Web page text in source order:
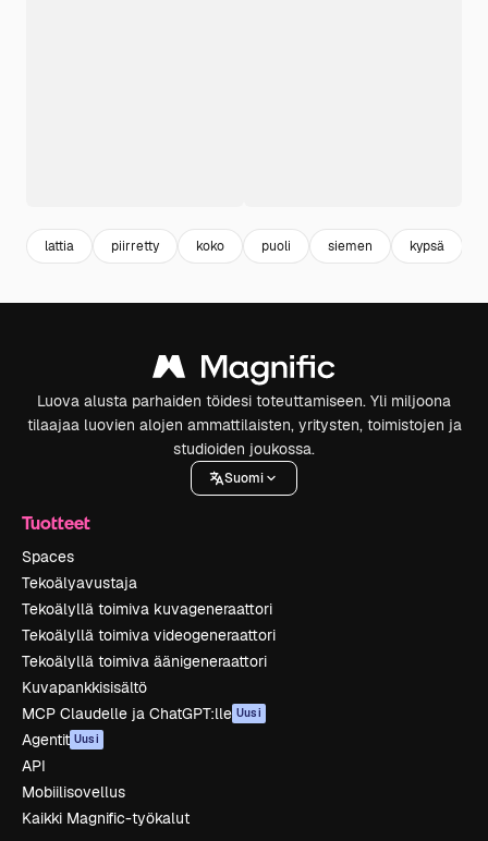
lattia piirretty koko puoli siemen kypsä
Luova alusta parhaiden töidesi toteuttamiseen. Yli miljoona
tilaajaa luovien alojen ammattilaisten, yritysten, toimistojen ja
studioiden joukossa.
Suomi
Tuotteet
Spaces
Tekoälyavustaja
Tekoälyllä toimiva kuvageneraattori
Tekoälyllä toimiva videogeneraattori
Tekoälyllä toimiva äänigeneraattori
Kuvapankkisisältö
MCP Claudelle ja ChatGPT:lle Uusi
Agentit Uusi
API
Mobiilisovellus
Kaikki Magnific-työkalut